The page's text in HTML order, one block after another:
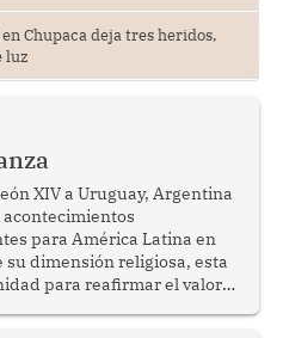
Chupaca deja tres heridos,
luz
XIV a Uruguay, Argentina
para América Latina en
su dimensión religiosa, esta
para reafirmar el valor